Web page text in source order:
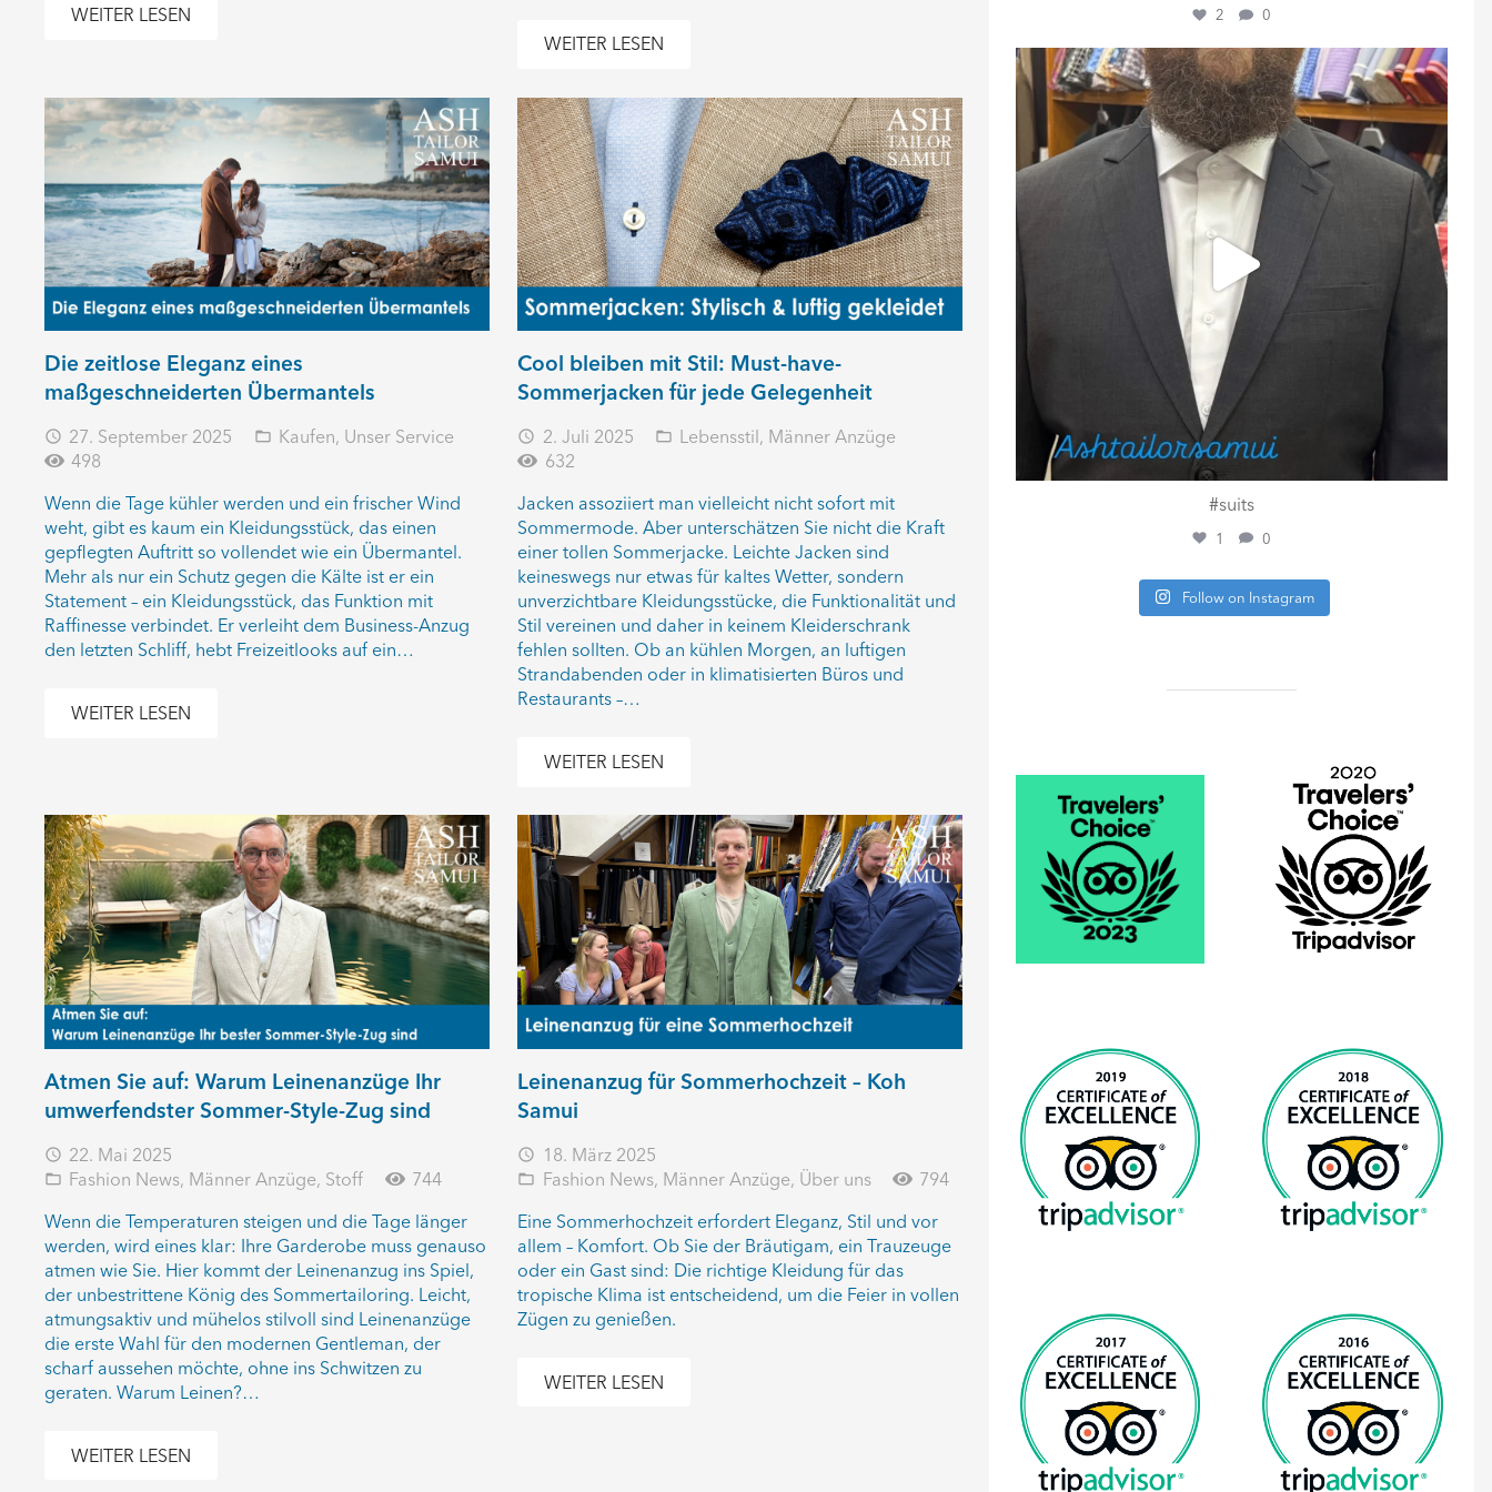
WEITER LESEN
WEITER LESEN
Die zeitlose Eleganz eines
maßgeschneiderten Übermantels
access_time 27. September 2025 folder_open Kaufen, Unser Service
498
Wenn die Tage kühler werden und ein frischer Wind
weht, gibt es kaum ein Kleidungsstück, das einen
gepflegten Auftritt so vollendet wie ein Übermantel.
Mehr als nur ein Schutz gegen die Kälte ist er ein
Statement – ein Kleidungsstück, das Funktion mit
Raffinesse verbindet. Er verleiht dem Business-Anzug
den letzten Schliff, hebt Freizeitlooks auf ein…
WEITER LESEN
Cool bleiben mit Stil: Must-have-
Sommerjacken für jede Gelegenheit
access_time 2. Juli 2025 folder_open Lebensstil, Männer Anzüge
632
Jacken assoziiert man vielleicht nicht sofort mit
Sommermode. Aber unterschätzen Sie nicht die Kraft
einer tollen Sommerjacke. Leichte Jacken sind
keineswegs nur etwas für kaltes Wetter, sondern
unverzichtbare Kleidungsstücke, die Funktionalität und
Stil vereinen und daher in keinem Kleiderschrank
fehlen sollten. Ob an kühlen Morgen, an luftigen
Strandabenden oder in klimatisierten Büros und
Restaurants –…
WEITER LESEN
Atmen Sie auf: Warum Leinenanzüge Ihr
umwerfendster Sommer-Style-Zug sind
access_time 22. Mai 2025
folder_open Fashion News, Männer Anzüge, Stoff
744
Wenn die Temperaturen steigen und die Tage länger
werden, wird eines klar: Ihre Garderobe muss genauso
atmen wie Sie. Hier kommt der Leinenanzug ins Spiel,
der unbestrittene König des Sommertailoring. Leicht,
atmungsaktiv und mühelos stilvoll sind Leinenanzüge
die erste Wahl für den modernen Gentleman, der
scharf aussehen möchte, ohne ins Schwitzen zu
geraten. Warum Leinen?…
WEITER LESEN
Leinenanzug für Sommerhochzeit – Koh
Samui
access_time 18. März 2025
folder_open Fashion News, Männer Anzüge, Über uns
794
Eine Sommerhochzeit erfordert Eleganz, Stil und vor
allem – Komfort. Ob Sie der Bräutigam, ein Trauzeuge
oder ein Gast sind: Die richtige Kleidung für das
tropische Klima ist entscheidend, um die Feier in vollen
Zügen zu genießen.
WEITER LESEN
2 0
ashtailorsamui
Juli 29
#suits
1 0
Follow on Instagram